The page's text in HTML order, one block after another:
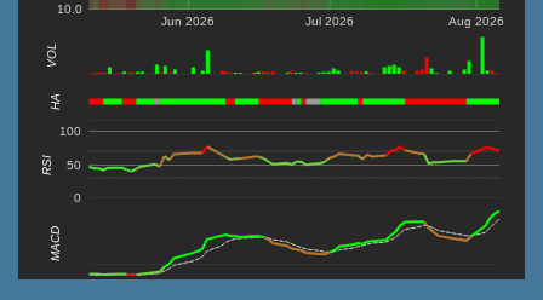
Jun 2026 Jul 2026 Aug 2026
10.0
VOL
HA
0
50
100
RSI
MACD